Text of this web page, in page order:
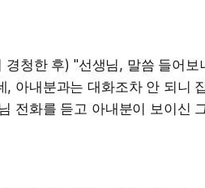
청한 후) "선생님, 말씀 들어보
아내분과는 대화조차 안 되니
전화를 듣고 아내분이 보이신